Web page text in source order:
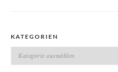
KATEGORIEN
Kategorien